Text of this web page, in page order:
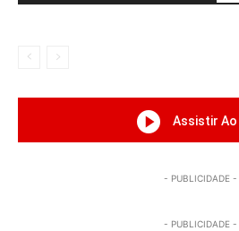
Assistir Ao
- PUBLICIDADE -
- PUBLICIDADE -